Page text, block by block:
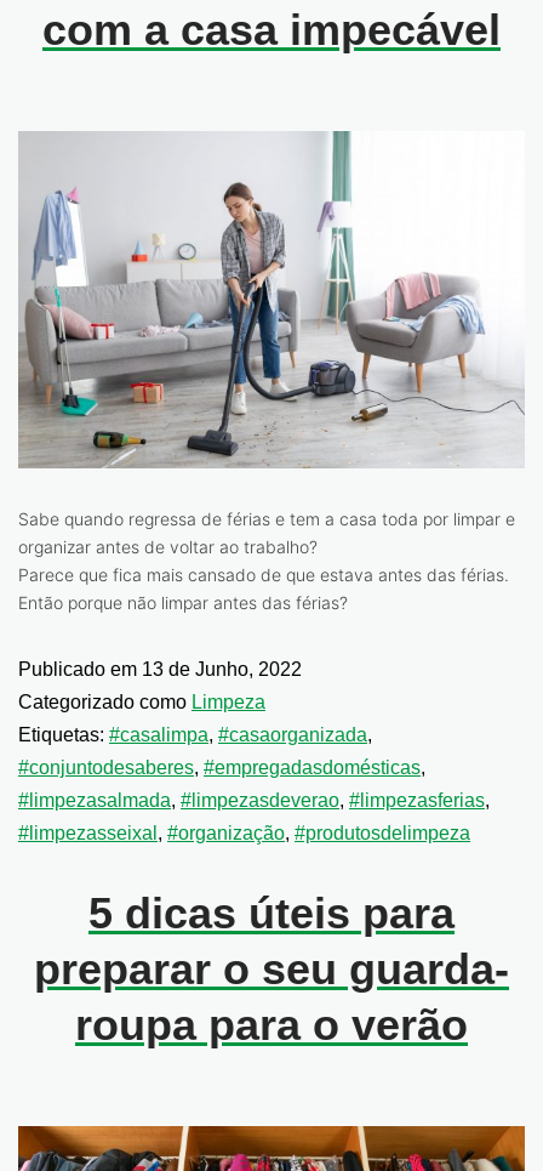
com a casa impecável
Sabe quando regressa de férias e tem a casa toda por limpar e
organizar antes de voltar ao trabalho?
Parece que fica mais cansado de que estava antes das férias.
Então porque não limpar antes das férias?
Publicado em 13 de Junho, 2022
Categorizado como Limpeza
Etiquetas: #casalimpa, #casaorganizada,
#conjuntodesaberes, #empregadasdomésticas,
#limpezasalmada, #limpezasdeverao, #limpezasferias,
#limpezasseixal , #organização, #produtosdelimpeza
5 dicas úteis para
preparar o seu guarda-
roupa para o verão